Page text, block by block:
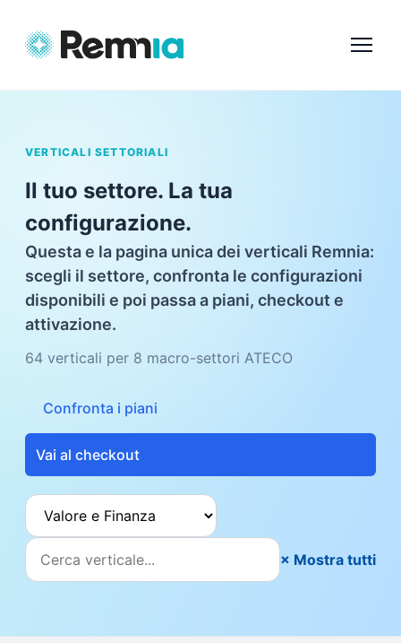
VERTICALI SETTORIALI
Il tuo settore. La tua
configurazione.
Questa e la pagina unica dei verticali Remnia:
scegli il settore, confronta le configurazioni
disponibili e poi passa a piani, checkout e
attivazione.
64 verticali per 8 macro-settori ATECO
Confronta i piani
Vai al checkout
× Mostra tutti